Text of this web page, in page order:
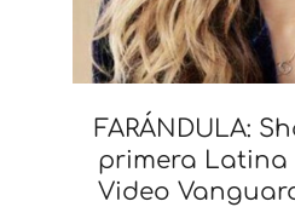
FARÁNDULA:
primera Latina
Video